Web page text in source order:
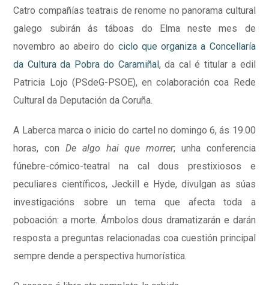
Catro compañías teatrais de renome no panorama cultural
galego subirán ás táboas do Elma neste mes de
novembro ao abeiro do ciclo que organiza a Concellaría
da Cultura da Pobra do Caramiñal , da cal é titular a edil
Patricia Lojo (PSdeG-PSOE), en colaboración coa Rede
Cultural da Deputación da Coruña.
A Laberca marca o inicio do cartel no domingo 6, ás 19.00
horas, con De algo hai que morrer; unha conferencia
fúnebre-cómico-teatral na cal dous prestixiosos e
peculiares científicos, Jeckill e Hyde, divulgan as súas
investigacións sobre un tema que afecta toda a
poboación: a morte. Ámbolos dous dramatizarán e darán
resposta a preguntas relacionadas coa cuestión principal
sempre dende a perspectiva humorística.